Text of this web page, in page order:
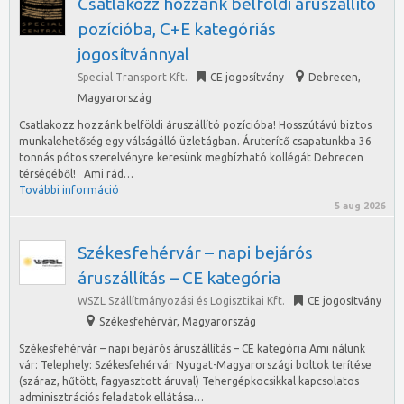
pozícióba, C+E kategóriás
jogosítvánnyal
Special Transport Kft. CE jogosítvány Debrecen,
Magyarország
Csatlakozz hozzánk belföldi áruszállító pozícióba! Hosszútávú biztos
munkalehetőség egy válságálló üzletágban. Áruterítő csapatunkba 36
tonnás pótos szerelvényre keresünk megbízható kollégát Debrecen
térségéből! Ami rád…
További információ
5 aug 2026
Székesfehérvár – napi bejárós
áruszállítás – CE kategória
WSZL Szállítmányozási és Logisztikai Kft.
CE jogosítvány
Székesfehérvár, Magyarország
Székesfehérvár – napi bejárós áruszállítás – CE kategória Ami nálunk
vár: Telephely: Székesfehérvár Nyugat-Magyarországi boltok terítése
(száraz, hűtött, fagyasztott áruval) Tehergépkocsikkal kapcsolatos
adminisztrációs feladatok ellátása…